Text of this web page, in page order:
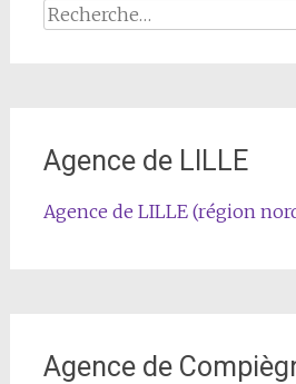
Rechercher :
Agence de LILLE
Agence de LILLE (région
Agence de